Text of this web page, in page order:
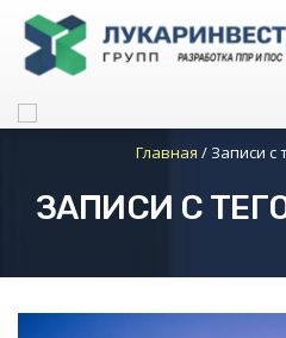
Главная / Записи с
ЗАПИСИ С